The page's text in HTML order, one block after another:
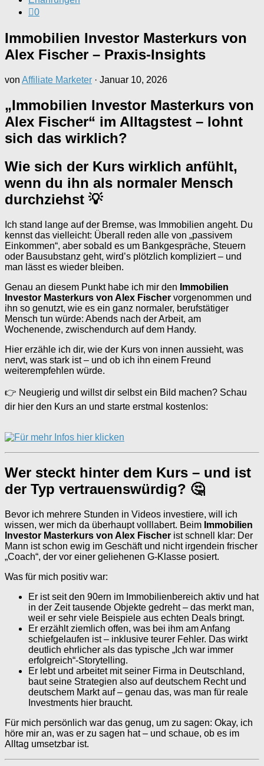
0
Immobilien Investor Masterkurs von
Alex Fischer – Praxis-Insights
von Affiliate Marketer · Januar 10, 2026
„Immobilien Investor Masterkurs von
Alex Fischer“ im Alltagstest – lohnt
sich das wirklich?
Wie sich der Kurs wirklich anfühlt,
wenn du ihn als normaler Mensch
durchziehst 💡
Ich stand lange auf der Bremse, was Immobilien angeht. Du
kennst das vielleicht: Überall reden alle von „passivem
Einkommen“, aber sobald es um Bankgespräche, Steuern
oder Bausubstanz geht, wird’s plötzlich kompliziert – und
man lässt es wieder bleiben.
Genau an diesem Punkt habe ich mir den Immobilien
Investor Masterkurs von Alex Fischer vorgenommen und
ihn so genutzt, wie es ein ganz normaler, berufstätiger
Mensch tun würde: Abends nach der Arbeit, am
Wochenende, zwischendurch auf dem Handy.
Hier erzähle ich dir, wie der Kurs von innen aussieht, was
nervt, was stark ist – und ob ich ihn einem Freund
weiterempfehlen würde.
👉 Neugierig und willst dir selbst ein Bild machen? Schau
dir hier den Kurs an und starte erstmal kostenlos:
Wer steckt hinter dem Kurs – und ist
der Typ vertrauenswürdig? 🤔
Bevor ich mehrere Stunden in Videos investiere, will ich
wissen, wer mich da überhaupt volllabert. Beim Immobilien
Investor Masterkurs von Alex Fischer ist schnell klar: Der
Mann ist schon ewig im Geschäft und nicht irgendein frischer
„Coach“, der vor einer geliehenen G-Klasse posiert.
Was für mich positiv war:
Er ist seit den 90ern im Immobilienbereich aktiv und hat
in der Zeit tausende Objekte gedreht – das merkt man,
weil er sehr viele Beispiele aus echten Deals bringt.
Er erzählt ziemlich offen, was bei ihm am Anfang
schiefgelaufen ist – inklusive teurer Fehler. Das wirkt
deutlich ehrlicher als das typische „Ich war immer
erfolgreich“-Storytelling.
Er lebt und arbeitet mit seiner Firma in Deutschland,
baut seine Strategien also auf deutschem Recht und
deutschem Markt auf – genau das, was man für reale
Investments hier braucht.
Für mich persönlich war das genug, um zu sagen: Okay, ich
höre mir an, was er zu sagen hat – und schaue, ob es im
Alltag umsetzbar ist.